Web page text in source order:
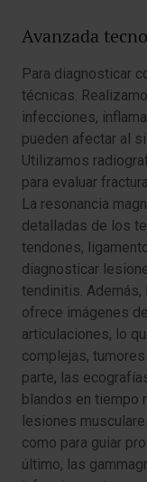
Avanzada
Para diagnosticar
técnicas.
infecciones,
pueden afectar al
Utilizamos
para evaluar
La resonancia
detalladas de los
tendones,
diagnosticar
tendinitis. Además,
ofrece imágenes
articulaciones, lo
complejas,
parte, las
blandos en tiempo
lesiones
como para guiar
último, las